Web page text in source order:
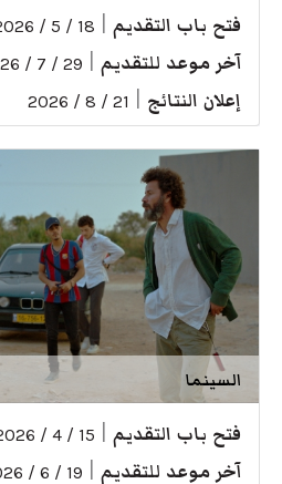
فتح باب التقديم 18 / 5 / 2026
آخر موعد للتقديم 29 / 7 / 2026
إعلان النتائج 21 / 8 / 2026
السينما
فتح باب التقديم 15 / 4 / 2026
آخر موعد للتقديم 19 / 6 / 2026